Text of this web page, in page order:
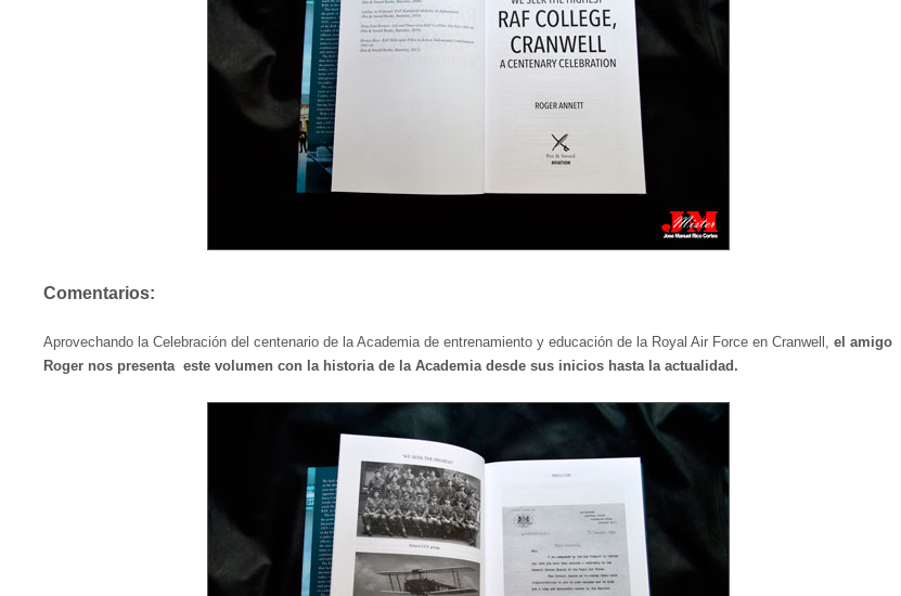
Comentarios:
Aprovechando la Celebración del centenario de la Academia de entrenamiento y educación de la Royal Air Force en Cranwell, el amigo
Roger nos presenta este volumen con la historia de la Academia desde sus inicios hasta la actualidad.